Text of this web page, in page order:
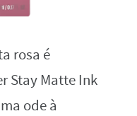
rosa é
Stay Matte Ink
ode à